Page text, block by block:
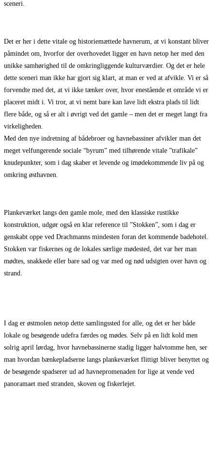
sceneri.
Det er her i dette vitale og historiemættede havnerum, at vi konstant bliver
påmindet om, hvorfor der overhovedet ligger en havn netop her med den
unikke samhørighed til de omkringliggende kulturværdier. Og det er hele
dette sceneri man ikke har gjort sig klart, at man er ved at afvikle. Vi er så
forvendte med det, at vi ikke tænker over, hvor enestående et område vi er
placeret midt i. Vi tror, at vi nemt bare kan lave lidt ekstra plads til lidt
flere både, og så er alt i øvrigt ved det gamle – men det er meget langt fra
virkeligheden.
Med den nye indretning af bådebroer og havnebassiner afvikler man det
meget velfungerende sociale “byrum” med tilhørende vitale ”trafikale”
knudepunkter, som i dag skaber et levende og imødekommende liv på og
omkring østhavnen.
Plankeværket langs den gamle mole, med den klassiske rustikke
konstruktion, udgør også en klar reference til ”Stokken”, som i dag er
genskabt oppe ved Drachmanns mindesten foran det kommende badehotel.
Stokken var fiskernes og de lokales særlige mødested, det var her man
mødtes, snakkede eller bare sad og var med og nød udsigten over havn og
strand.
I dag er østmolen netop dette samlingssted for alle, og det er her både
lokale og besøgende udefra færdes og mødes. Selv på en lidt kold men
solrig april lørdag, hvor havnebassinerne stadig ligger halvtomme hen, ser
man hvordan bænkepladserne langs plankeværket flittigt bliver benyttet og
de besøgende spadserer ud ad havnepromenaden for lige at vende ved
panoramaet med stranden, skoven og fiskerlejet.